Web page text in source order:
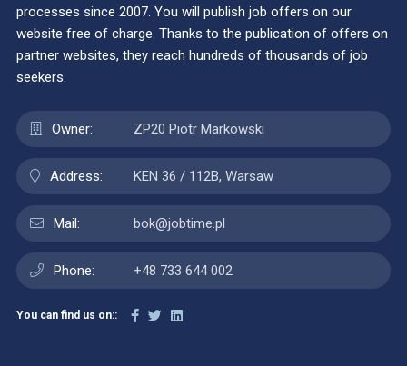
processes since 2007. You will publish job offers on our
website free of charge. Thanks to the publication of offers on
partner websites, they reach hundreds of thousands of job
seekers.
Owner: ZP20 Piotr Markowski
Address: KEN 36 / 112B, Warsaw
Mail: bok@jobtime.pl
Phone: +48 733 644 002
You can find us on::